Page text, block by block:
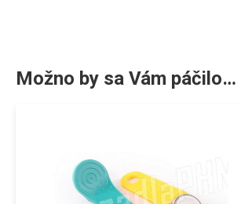
Možno by sa Vám páčilo…